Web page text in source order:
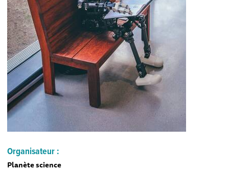
Organisateur :
Planète science